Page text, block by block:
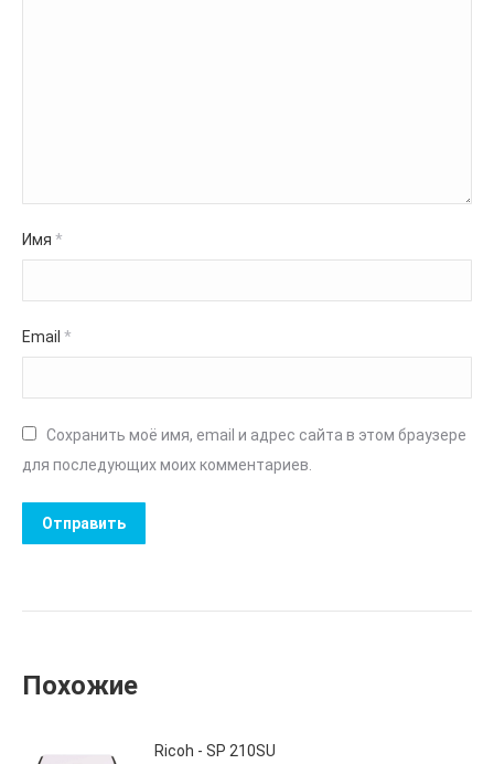
Имя *
Email *
Сохранить моё имя, email и адрес сайта в этом браузере
для последующих моих комментариев.
Похожие
Ricoh - SP 210SU